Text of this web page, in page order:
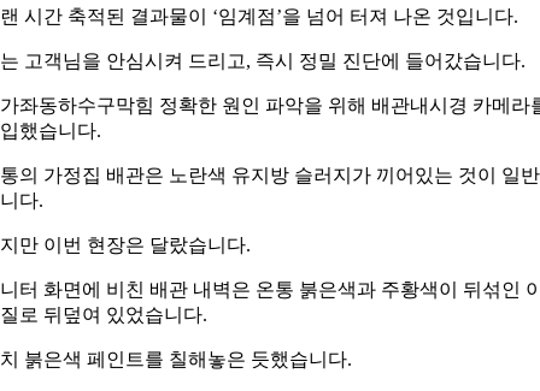
시간 축적된 결과물이 ‘임계점’을 넘어 터져 나온 것입니다.
고객님을 안심시켜 드리고, 즉시 정밀 진단에 들어갔습니다.
좌동하수구막힘 정확한 원인 파악을 위해 배관내시경 카메라
했습니다.
의 가정집 배관은 노란색 유지방 슬러지가 끼어있는 것이 일
다.
만 이번 현장은 달랐습니다.
터 화면에 비친 배관 내벽은 온통 붉은색과 주황색이 뒤섞인
로 뒤덮여 있었습니다.
붉은색 페인트를 칠해놓은 듯했습니다.